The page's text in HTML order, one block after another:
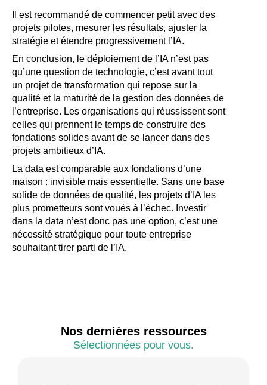
Il est recommandé de commencer petit avec des
projets pilotes, mesurer les résultats, ajuster la
stratégie et étendre progressivement l’IA.
En conclusion, le déploiement de l’IA n’est pas
qu’une question de technologie, c’est avant tout
un projet de transformation qui repose sur la
qualité et la maturité de la gestion des données de
l’entreprise. Les organisations qui réussissent sont
celles qui prennent le temps de construire des
fondations solides avant de se lancer dans des
projets ambitieux d’IA.
La data est comparable aux fondations d’une
maison : invisible mais essentielle. Sans une base
solide de données de qualité, les projets d’IA les
plus prometteurs sont voués à l’échec. Investir
dans la data n’est donc pas une option, c’est une
nécessité stratégique pour toute entreprise
souhaitant tirer parti de l’IA.
Nos dernières ressources
Sélectionnées pour vous.